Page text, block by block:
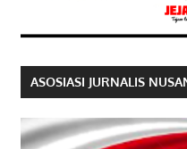
ASOSIASI JURNALIS